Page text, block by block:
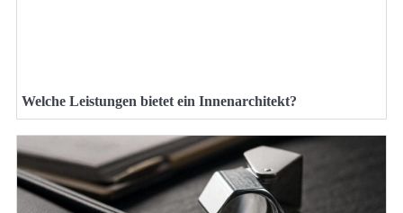
Welche Leistungen bietet ein Innenarchitekt?